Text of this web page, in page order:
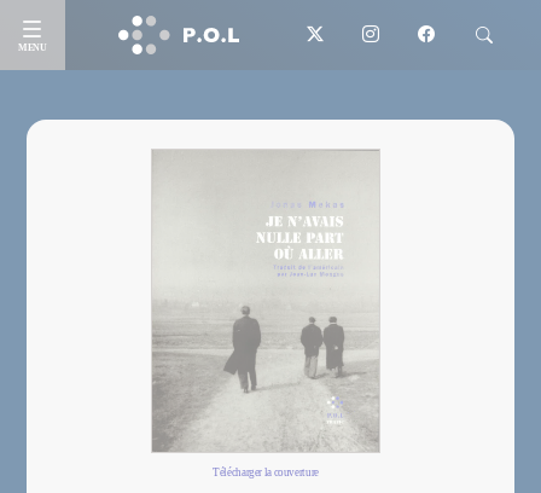
MENU
Télécharger la couverture